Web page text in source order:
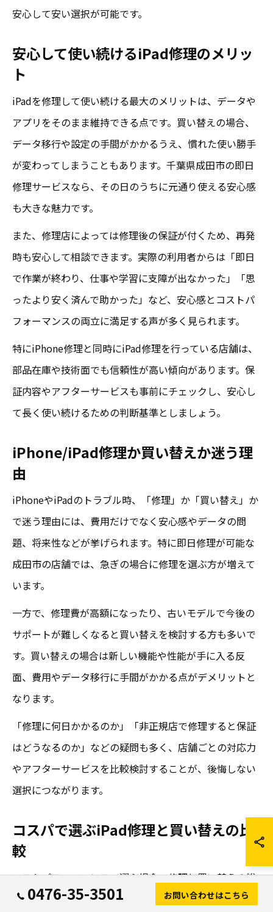
安心して安い選択が可能です。
安心して使い続けるiPad修理のメリッ
ト
iPadを修理して使い続ける最大のメリットは、データや
アプリをそのまま維持できる点です。買い替えの場合、
データ移行や設定の手間がかかるうえ、慣れた使い勝手
が変わってしまうこともあります。千葉県成田市の即日
修理サービスなら、その日のうちに元通り使える安心感
も大きな魅力です。
また、修理店によっては修理後の保証が付くため、再発
時も安心して相談できます。実際の利用者からは「即日
で作業が終わり、仕事や学習に支障が出なかった」「思
ったより安く済んで助かった」など、安心感とコストパ
フォーマンスの両立に満足する声が多く見られます。
特にiPhone修理と同時にiPad修理を行っている店舗は、
部品在庫や技術面でも信頼性が高い傾向があります。保
証内容やアフターサービスも事前にチェックし、安心し
て長く使い続けるための判断基準としましょう。
iPhone/iPad修理か買い替えか迷う理
由
iPhoneやiPadのトラブル時、「修理」か「買い替え」か
で迷う理由には、費用だけでなく安心感やデータの問
題、将来性などが挙げられます。特に即日修理が可能な
成田市の店舗では、急ぎの場合に修理を選ぶ方が増えて
います。
一方で、修理費が高額になったり、古いモデルで今後の
サポートが難しくなると買い替えを検討する方も多いで
す。買い替えの場合は新しい機能や性能が手に入る反
面、費用やデータ移行に手間がかかる点がデメリットと
なります。
「修理に何日かかるのか」「非正規店で修理すると保証
はどうなるのか」などの疑問も多く、店舗ごとの対応力
やアフターサービスを比較検討することが、後悔しない
選択につながります。
コスパで選ぶiPad修理と買い替えの比
較
コストパフォーマンスで選ぶ場合、修理と買い替えの総
費用や得られるメリットを比較することが重要です。千
0476-35-3501 お問い合わせはこちら